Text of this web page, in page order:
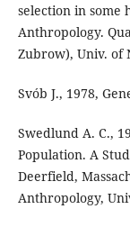
selection in some
Anthropology.
Zubrow), Univ. of
Svób J., 1978,
Swedlund A. C.,
Population. A
Deerfield,
Anthropology,